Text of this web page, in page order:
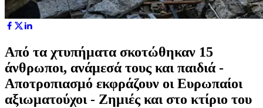
Από τα χτυπήματα σκοτώθηκαν 15
άνθρωποι, ανάμεσά τους και παιδιά -
Αποτροπιασμό εκφράζουν οι Ευρωπαίοι
αξιωματούχοι - Ζημιές και στο κτίριο του